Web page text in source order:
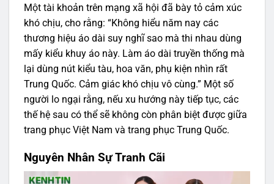
Một tài khoản trên mạng xã hội đã bày tỏ cảm xúc
khó chịu, cho rằng: “Không hiểu năm nay các
thương hiệu áo dài suy nghĩ sao mà thi nhau dùng
mấy kiểu khuy áo này. Làm áo dài truyền thống mà
lại dùng nút kiểu tàu, hoa văn, phụ kiện nhìn rất
Trung Quốc. Cảm giác khó chịu vô cùng.” Một số
người lo ngại rằng, nếu xu hướng này tiếp tục, các
thế hệ sau có thể sẽ không còn phân biệt được giữa
trang phục Việt Nam và trang phục Trung Quốc.
Nguyên Nhân Sự Tranh Cãi